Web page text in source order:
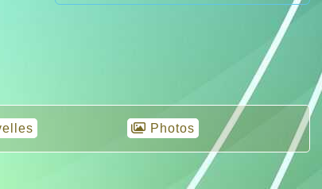
Photos